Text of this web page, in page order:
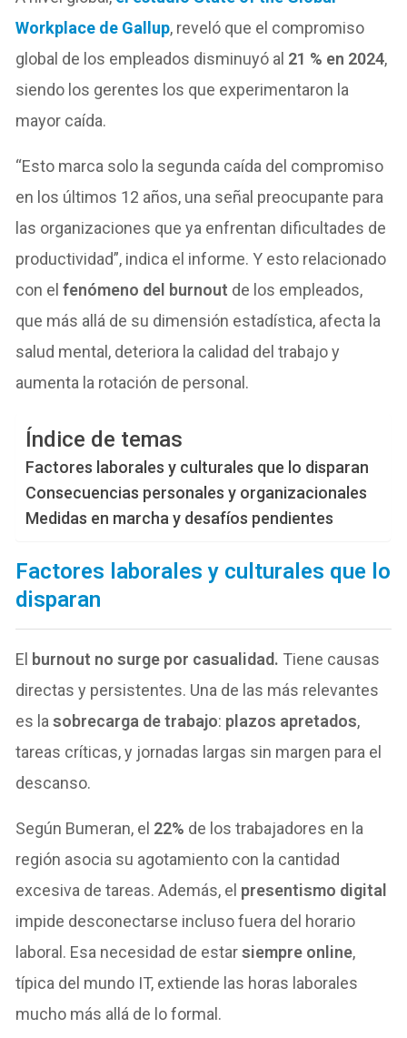
Workplace de Gallup, reveló que el compromiso
global de los empleados disminuyó al 21 % en 2024,
siendo los gerentes los que experimentaron la
mayor caída.
“Esto marca solo la segunda caída del compromiso
en los últimos 12 años, una señal preocupante para
las organizaciones que ya enfrentan dificultades de
productividad”, indica el informe. Y esto relacionado
con el fenómeno del burnout de los empleados,
que más allá de su dimensión estadística, afecta la
salud mental, deteriora la calidad del trabajo y
aumenta la rotación de personal.
Índice de temas
Factores laborales y culturales que lo disparan
Consecuencias personales y organizacionales
Medidas en marcha y desafíos pendientes
Factores laborales y culturales que lo
disparan
El burnout no surge por casualidad. Tiene causas
directas y persistentes. Una de las más relevantes
es lasobrecarga de trabajo: plazos apretados,
tareas críticas, y jornadas largas sin margen para el
descanso.
Según Bumeran, el 22% de los trabajadores en la
región asocia su agotamiento con la cantidad
excesiva de tareas. Además, el presentismo digital
impide desconectarse incluso fuera del horario
laboral. Esa necesidad de estarsiempre online,
típica del mundo IT, extiende las horas laborales
mucho más allá de lo formal.